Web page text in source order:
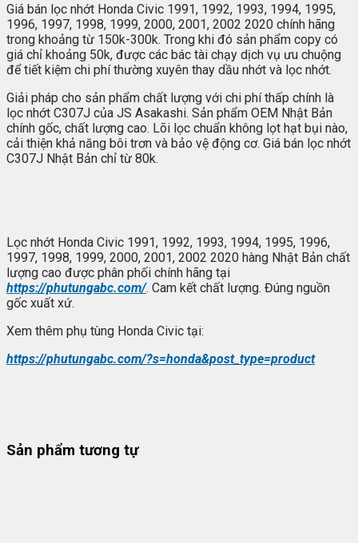
Giá bán lọc nhớt Honda Civic 1991, 1992, 1993, 1994, 1995,
1996, 1997, 1998, 1999, 2000, 2001, 2002 2020 chính hãng
trong khoảng từ 150k-300k. Trong khi đó sản phẩm copy có
giá chỉ khoảng 50k, được các bác tài chạy dịch vụ ưu chuộng
để tiết kiệm chi phí thường xuyên thay dầu nhớt và lọc nhớt.
Giải pháp cho sản phẩm chất lượng với chi phí thấp chính là
lọc nhớt C307J của JS Asakashi. Sản phẩm OEM Nhật Bản
chính gốc, chất lượng cao. Lõi lọc chuẩn không lọt hạt bụi nào,
cải thiện khả năng bôi trơn và bảo vệ động cơ. Giá bán lọc nhớt
C307J Nhật Bản chỉ từ 80k.
Lọc nhớt Honda Civic 1991, 1992, 1993, 1994, 1995, 1996,
1997, 1998, 1999, 2000, 2001, 2002 2020 hàng Nhật Bản chất
lượng cao được phân phối chính hãng tại
https://phutungabc.com/. Cam kết chất lượng. Đúng nguồn
gốc xuất xứ.
Xem thêm phụ tùng Honda Civic tại:
https://phutungabc.com/?s=honda&post_type=product
Sản phẩm tương tự